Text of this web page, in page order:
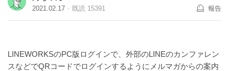
2021.02.17 既読 15391 報告
LINEWORKSのPC版ログインで、外部のLINEのカンファレン
スなどでQRコードでログインするようにメルマガからの案内